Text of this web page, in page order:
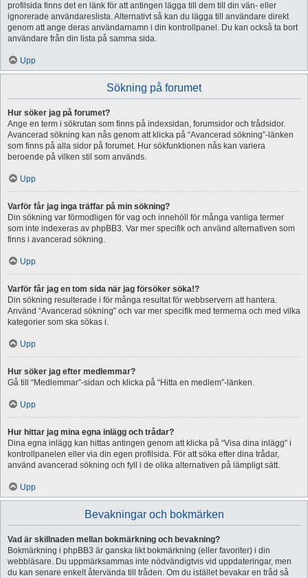
profilsida finns det en länk för att antingen lägga till dem till din vän- eller
ignorerade användareslista. Alternativt så kan du lägga till användare direkt
genom att ange deras användarnamn i din kontrollpanel. Du kan också ta bort
användare från din lista på samma sida.
Upp
Sökning på forumet
Hur söker jag på forumet?
Ange en term i sökrutan som finns på indexsidan, forumsidor och trådsidor.
Avancerad sökning kan nås genom att klicka på “Avancerad sökning”-länken
som finns på alla sidor på forumet. Hur sökfunktionen nås kan variera
beroende på vilken stil som används.
Upp
Varför får jag inga träffar på min sökning?
Din sökning var förmodligen för vag och innehöll för många vanliga termer
som inte indexeras av phpBB3. Var mer specifik och använd alternativen som
finns i avancerad sökning.
Upp
Varför får jag en tom sida när jag försöker söka!?
Din sökning resulterade i för många resultat för webbservern att hantera.
Använd “Avancerad sökning” och var mer specifik med termerna och med vilka
kategorier som ska sökas i.
Upp
Hur söker jag efter medlemmar?
Gå till “Medlemmar”-sidan och klicka på “Hitta en medlem”-länken.
Upp
Hur hittar jag mina egna inlägg och trådar?
Dina egna inlägg kan hittas antingen genom att klicka på “Visa dina inlägg” i
kontrollpanelen eller via din egen profilsida. För att söka efter dina trådar,
använd avancerad sökning och fyll i de olika alternativen på lämpligt sätt.
Upp
Bevakningar och bokmärken
Vad är skillnaden mellan bokmärkning och bevakning?
Bokmärkning i phpBB3 är ganska likt bokmärkning (eller favoriter) i din
webbläsare. Du uppmärksammas inte nödvändigtvis vid uppdateringar, men
du kan senare enkelt återvända till tråden. Om du istället bevakar en tråd så